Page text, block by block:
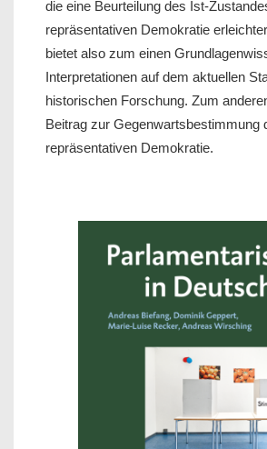
die eine Beurteilung des Ist-
repräsentativen Demokratie
bietet also zum einen
Interpretationen auf dem aktuellen
historischen Forschung. Zum
Beitrag zur Gegenwartsbestimmung
repräsentativen Demokratie.